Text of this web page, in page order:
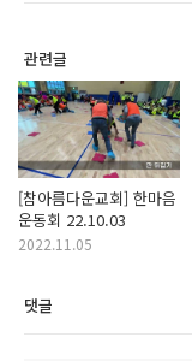
관련글
[참아름다운교회] 한마음
운동회 22.10.03
2022.11.05
댓글